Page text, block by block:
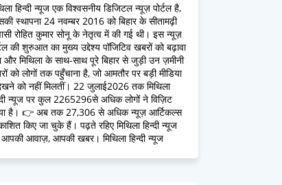
हिन्दी न्यूज एक विश्वसनीय डिजिटल न्यूज़ पोर्टल है,
स्थापना 24 नवम्बर 2016 को बिहार के सीतामढ़ी
रोहित कुमार सोनू के नेतृत्व में की गई थी। इस न्यूज़
की शुरुआत का मुख्य उद्देश्य पॉजिटिव खबरों को बढ़ावा
और मिथिला के साथ-साथ पूरे बिहार से जुड़ी उन ज़मीनी
को लोगों तक पहुँचाना है, जो आमतौर पर बड़ी मीडिया
को नहीं मिलतीं। 22 जुलाई2026 तक मिथिला
न्यूज पर कुल 2265296से अधिक लोगों ने विज़िट
है। 👉 अब तक 27,306 से अधिक न्यूज़ आर्टिकल्स
किए जा चुके हैं। पढ़ते रहिए मिथिला हिन्दी न्यूज
आवाज़, आपकी खबर। मिथिला हिन्दी न्यूज